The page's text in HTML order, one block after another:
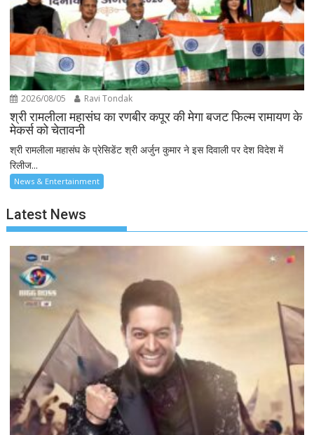
2026/08/05 Ravi Tondak
श्री रामलीला महासंघ का रणबीर कपूर की मेगा बजट फिल्म रामायण के
मेकर्स को चेतावनी
श्री रामलीला महासंघ के प्रेसिडेंट श्री अर्जुन कुमार ने इस दिवाली पर देश विदेश में
रिलीज...
News & Entertainment
Latest News